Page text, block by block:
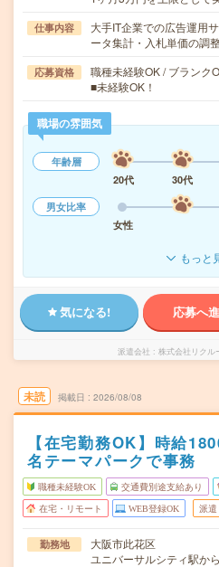
仕事内容
大手IT企業での広告運用
ータ集計・入札単価の調
応募資格
職種未経験OK / ブランク
■未経験OK！
職場の雰囲気
年齢層
20代
30代
男女比率
女性
もっと
気になる! 応募へ
派遣会社 株式会社リクル
未読 掲載日 2026/08/08
【在宅勤務OK】時給
名テーマパークで事務
職種未経験OK 交通費別途支給あり
在宅・リモート WEB登録OK 派遣
勤務地
大阪市此花区
ユニバーサルシティ駅か